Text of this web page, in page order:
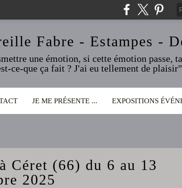
Fabre - Estampes -
une émotion, si cette émotion passe,
ce-que ça fait ? J'ai eu tellement de
JE ME PRÉSENTE ... EXPOSITIONS
Céret (66) du 6 au 13
2025